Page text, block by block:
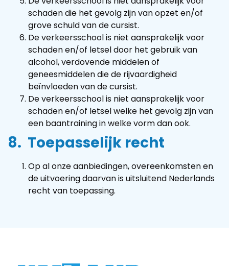
schaden die het gevolg zijn van opzet en/of
grove schuld van de cursist.
De verkeersschool is niet aansprakelijk voor
schaden en/of letsel door het gebruik van
alcohol, verdovende middelen of
geneesmiddelen die de rijvaardigheid
beïnvloeden van de cursist.
De verkeersschool is niet aansprakelijk voor
schaden en/of letsel welke het gevolg zijn van
een baantraining in welke vorm dan ook.
8. Toepasselijk recht
Op al onze aanbiedingen, overeenkomsten en
de uitvoering daarvan is uitsluitend Nederlands
recht van toepassing.